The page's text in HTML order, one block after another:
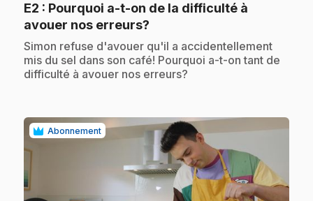
E2 : Pourquoi a-t-on de la difficulté à
avouer nos erreurs?
.Simon refuse d'avouer qu'il a accidentellement
mis du sel dans son café! Pourquoi a-t-on tant de
difficulté à avouer nos erreurs?
Abonnement